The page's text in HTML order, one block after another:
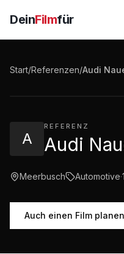
DeinFilmfür
Start/Referenzen/Audi
A
REFERENZ
Audi
Meerbusch Automotive·1
Auch einen Film planen
Audi Nauen Event